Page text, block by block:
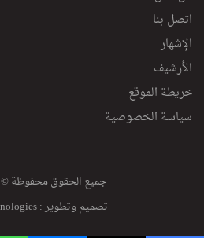
اتصل بنا
الإشهار
الأرشيف
خريطة الموقع
سياسة الخصوصية
جميع الحقوق محفوظة ©
تصميم وتطوير :